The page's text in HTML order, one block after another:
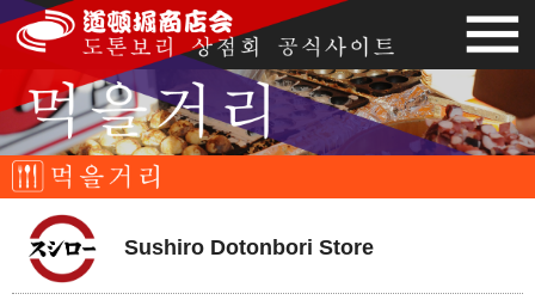
Sushiro Dotonbori Store